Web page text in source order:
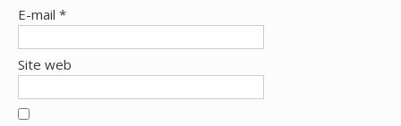
E-mail *
Site web